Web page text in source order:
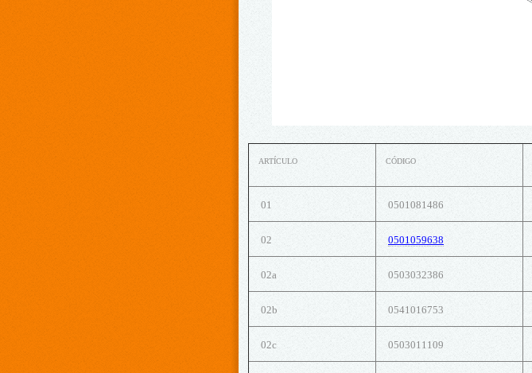
ARTÍCULO CÓDIGO
01 0501081486
02 0501059638
02a 0503032386
02b 0541016753
02c 0503011109